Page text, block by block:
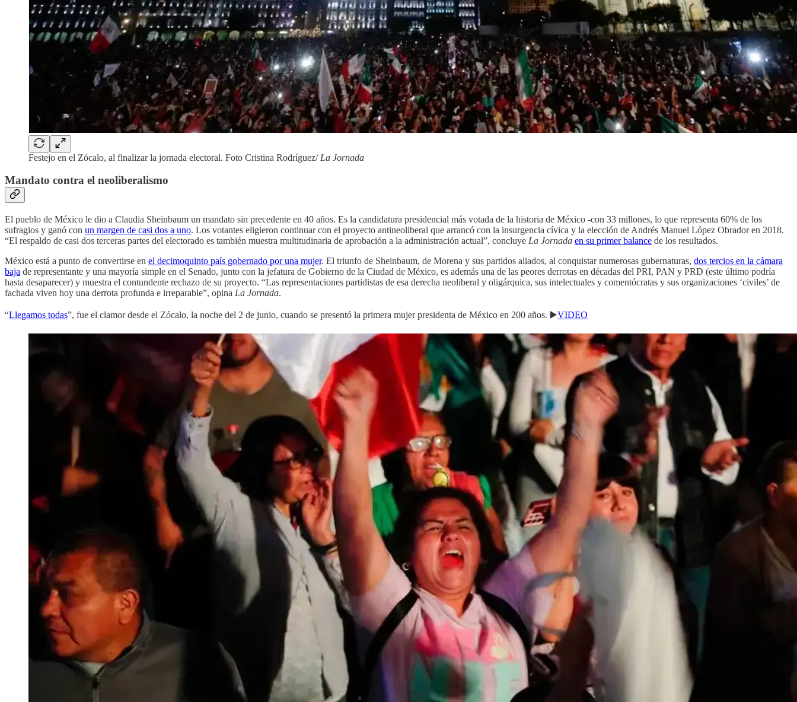
Festejo en el Zócalo, al finalizar la jornada electoral. Foto Cristina Rodríguez/ La Jornada
Mandato contra el neoliberalismo
El pueblo de México le dio a Claudia Sheinbaum un mandato sin precedente en 40 años. Es la candidatura presidencial más votada de la historia de México -con 33 millones, lo que representa 60% de los
sufragios y ganó con un margen de casi dos a uno. Los votantes eligieron continuar con el proyecto antineoliberal que arrancó con la insurgencia cívica y la elección de Andrés Manuel López Obrador en 2018.
“El respaldo de casi dos terceras partes del electorado es también muestra multitudinaria de aprobación a la administración actual”, concluye La Jornada en su primer balance de los resultados.
México está a punto de convertirse en el decimoquinto país gobernado por una mujer. El triunfo de Sheinbaum, de Morena y sus partidos aliados, al conquistar numerosas gubernaturas, dos tercios en la cámara
baja de representante y una mayoría simple en el Senado, junto con la jefatura de Gobierno de la Ciudad de México, es además una de las peores derrotas en décadas del PRI, PAN y PRD (este último podría
hasta desaparecer) y muestra el contundente rechazo de su proyecto. “Las representaciones partidistas de esa derecha neoliberal y oligárquica, sus intelectuales y comentócratas y sus organizaciones ‘civiles’ de
fachada viven hoy una derrota profunda e irreparable”, opina La Jornada.
“Llegamos todas”, fue el clamor desde el Zócalo, la noche del 2 de junio, cuando se presentó la primera mujer presidenta de México en 200 años. ▶️VIDEO